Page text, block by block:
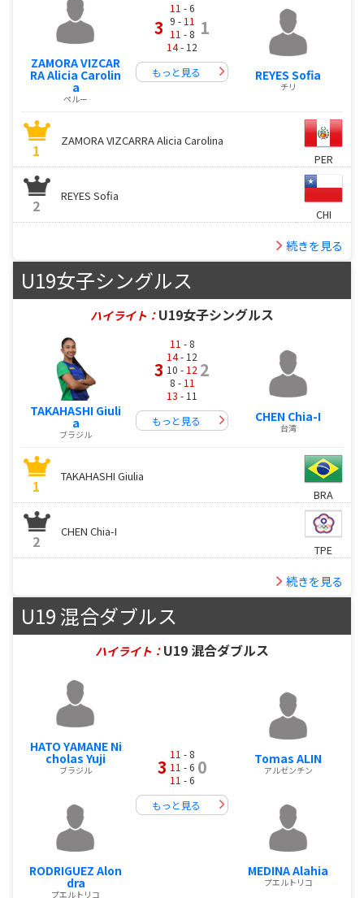
ZAMORA VIZCAR
RA Alicia Carolin
a
ペルー
3
11 - 6
9 - 11
11 - 8
14- 12
1
もっと見る REYES Sofia
チリ
1
ZAMORA VIZCARRA Alicia Carolina
PER
2
REYES Sofia
CHI
続きを見る
U19女子シングルス
ハイライト： U19女子シングルス
TAKAHASHI Giuli
a
ブラジル
3
11 - 8
14- 12
10 - 12
8 - 11
13 - 11
2
もっと見る CHEN Chia-I
台湾
1
TAKAHASHI Giulia
BRA
2
CHEN Chia-I
TPE
続きを見る
U19 混合ダブルス
ハイライト： U19 混合ダブルス
HATO YAMANE Ni
cholas Yuji
ブラジル
RODRIGUEZ Alon
dra
プエルトリコ
3
11 - 8
11 - 6
11 - 6
0
もっと見る
Tomas ALIN
アルゼンチン
MEDINA Alahia
プエルトリコ